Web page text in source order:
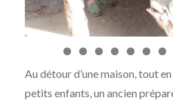
Au détour d’une maison, tout
petits enfants, un ancien